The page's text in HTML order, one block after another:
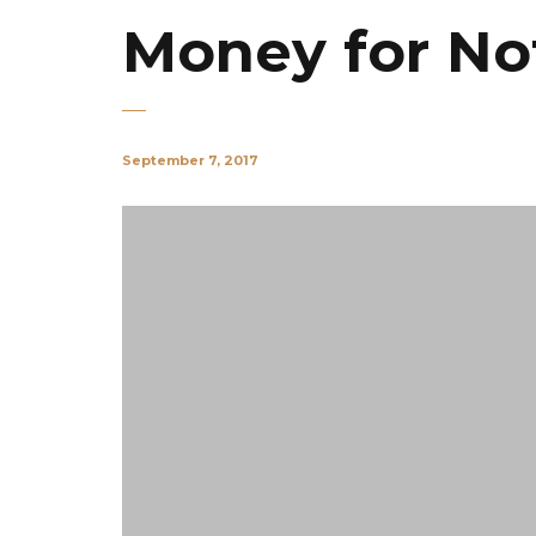
Money for
September 7, 2017